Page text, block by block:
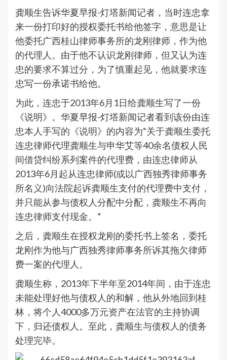
龚顺生告诉华夏早报-灯塔新闻记者，当时连忠拿
来一份打印好的授权委托书给他签字，意思是让
他委托广西桂山律师事务所的龙刚律师，作为他
的代理人。由于他不认识龙刚律师，但又认为连
忠的要求不算过分，为了慎重起见，他就要求连
忠写一份承诺书给他。
为此，连忠于2013年6月1日给龚顺生写了一份
《说明》。华夏早报-灯塔新闻记者看到该份由连
忠本人手写的《说明》的内容为“关于龚顺生委托
连忠律师代理龚顺生与申华艾等40余名债权人民
间借贷纠纷系列案件的代理费，由连忠律师从
2013年6月起从连忠律师(或以广西独秀律师事务
所名义)向法院起诉龚顺生支付的代理费中支付，
并只能从参与债权人分配中分配，龚顺生不再向
连忠律师支付现金。”
之后，龚顺生在授权龙刚的委托书上签名，委托
龙刚作为他与广西独秀律师事务所诉其拖欠律师
费一案的代理人。
龚顺生称，2013年下半年至2014年间，由于连忠
未能处理好他与债权人的和解，他从外地回到桂
林，将个人4000多万元资产在法官的主持协调
下，归还债权人。至此，龚顺生与债权人的债务
处理完毕。